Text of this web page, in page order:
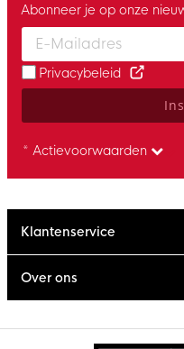
Enter your email and
Abonneer je op onze
Privacybeleid
* Actievoorwaarden
Klantenservice
Over ons